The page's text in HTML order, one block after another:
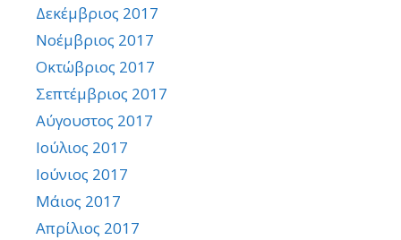
Δεκέμβριος 2017
Νοέμβριος 2017
Οκτώβριος 2017
Σεπτέμβριος 2017
Αύγουστος 2017
Ιούλιος 2017
Ιούνιος 2017
Μάιος 2017
Απρίλιος 2017